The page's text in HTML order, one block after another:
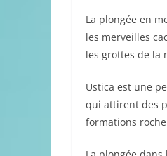
La plongée en
les merveilles
les grottes de la
Ustica est une
qui attirent des
formations